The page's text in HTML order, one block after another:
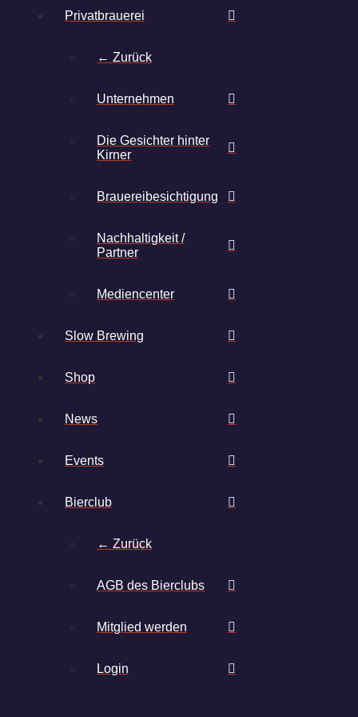
Privatbrauerei
← Zurück
Unternehmen
Die Gesichter hinter
Kirner
Brauereibesichtigung
Nachhaltigkeit /
Partner
Mediencenter
Slow Brewing
Shop
News
Events
Bierclub
← Zurück
AGB des Bierclubs
Mitglied werden
Login